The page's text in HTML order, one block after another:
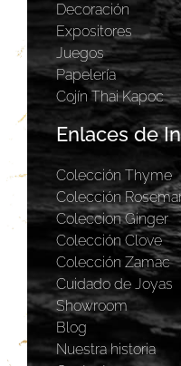
Decoración
Expositores
Juegos
Papelería
Cojín Thai Kapoc
Enlaces de
Colección Thyme
Colección
Coleccion Ginger
Colección Clove
Colección Zamac
Cuidado de Joyas
Showroom
Blog
Nuestra historia